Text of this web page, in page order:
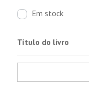
Em stock
Título do livro